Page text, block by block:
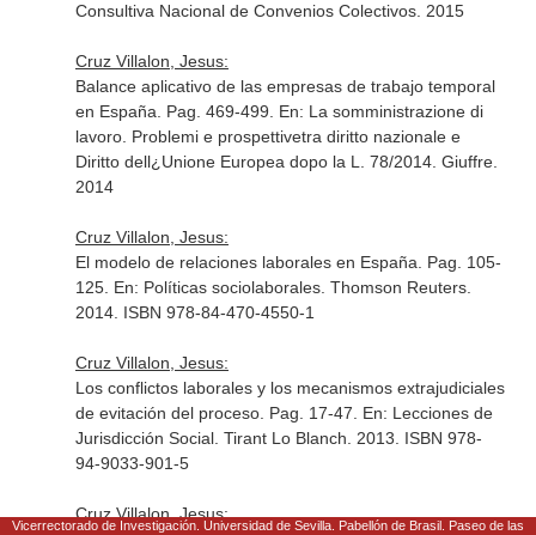
Consultiva Nacional de Convenios Colectivos. 2015
Cruz Villalon, Jesus:
Balance aplicativo de las empresas de trabajo temporal
en España. Pag. 469-499. En: La somministrazione di
lavoro. Problemi e prospettivetra diritto nazionale e
Diritto dell¿Unione Europea dopo la L. 78/2014. Giuffre.
2014
Cruz Villalon, Jesus:
El modelo de relaciones laborales en España. Pag. 105-
125. En: Políticas sociolaborales. Thomson Reuters.
2014. ISBN 978-84-470-4550-1
Cruz Villalon, Jesus:
Los conflictos laborales y los mecanismos extrajudiciales
de evitación del proceso. Pag. 17-47. En: Lecciones de
Jurisdicción Social. Tirant Lo Blanch. 2013. ISBN 978-
94-9033-901-5
Cruz Villalon, Jesus:
Vicerrectorado de Investigación. Universidad de Sevilla. Pabellón de Brasil. Paseo de las